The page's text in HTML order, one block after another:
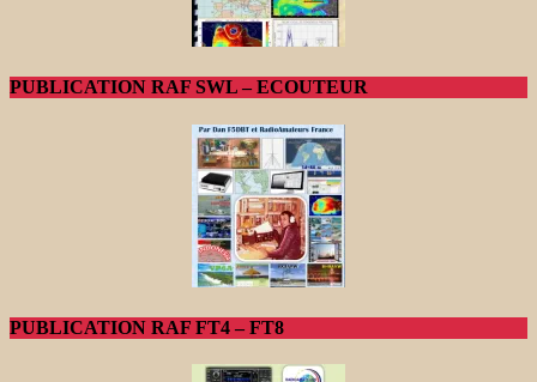
PUBLICATION RAF SWL – ECOUTEUR
PUBLICATION RAF FT4 – FT8